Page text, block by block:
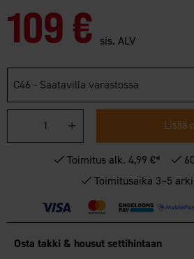
109 € sis. ALV
C46 - Saatavilla varastossa
Lisää
Toimitus alk. 4,99 €*
Toimitusaika 3–5
Osta takki & housut settihintaan